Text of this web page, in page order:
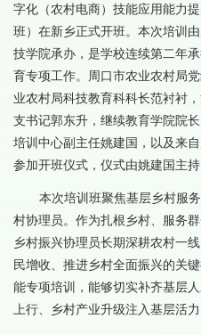
字化（农村电商）技能应用能力
班）在新乡正式开班。本次培训
技学院承办，是学校连续第二年
育专项工作。周口市农业农村局
业农村局科技教育科科长范衬衬
支书记郭东升，继续教育学院院
培训中心副主任姚建国，以及来
参加开班仪式，仪式由姚建国主持
本次培训班聚焦基层乡村服
村协理员。作为扎根乡村、服务
乡村振兴协理员长期深耕农村一
民增收、推进乡村全面振兴的关
能专项培训，能够切实补齐基层
上行、乡村产业升级注入基层活力